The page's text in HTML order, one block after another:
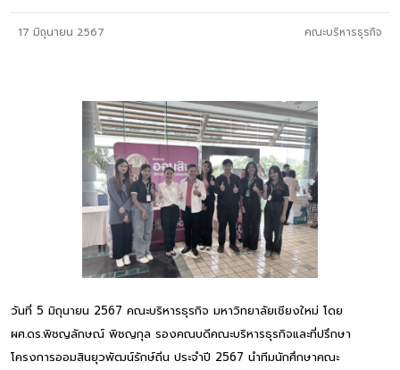
17 มิถุนายน 2567 คณะบริหารธุรกิจ
วันที่ 5 มิถุนายน 2567 คณะบริหารธุรกิจ มหาวิทยาลัยเชียงใหม่ โดย
ผศ.ดร.พิชญลักษณ์ พิชญกุล รองคณบดีคณะบริหารธุรกิจและที่ปรึกษา
โครงการออมสินยุวพัฒน์รักษ์ถิ่น ประจำปี 2567 นำทีมนักศึกษาคณะ